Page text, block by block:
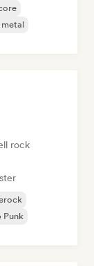
rock
Punk